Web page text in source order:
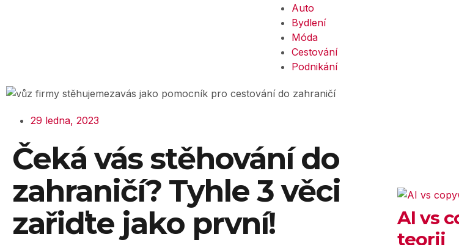
Auto
Bydlení
Móda
Cestování
Podnikání
29 ledna, 2023
Čeká vás stěhování do
zahraničí? Tyhle 3 věci
zařiďte jako první!
AI vs
teorii